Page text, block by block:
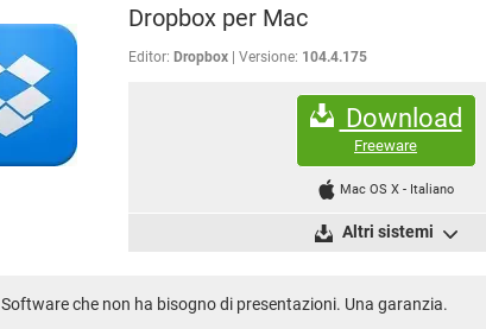
Dropbox per Mac
Editor: Dropbox Versione: 104.4.175
Download
Freeware
Mac OS X- Italiano
Altri sistemi
Software che non ha bisogno di presentazioni. Una garanzia.